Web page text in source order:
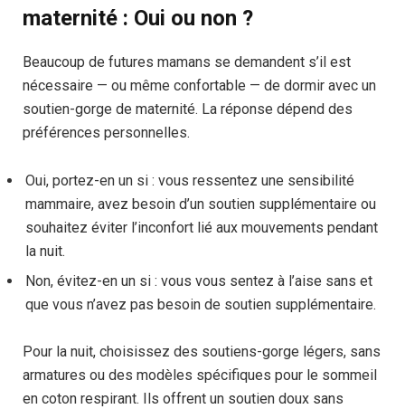
maternité : Oui ou non ?
Beaucoup de futures mamans se demandent s’il est
nécessaire — ou même confortable — de dormir avec un
soutien-gorge de maternité. La réponse dépend des
préférences personnelles.
Oui, portez-en un si : vous ressentez une sensibilité
mammaire, avez besoin d’un soutien supplémentaire ou
souhaitez éviter l’inconfort lié aux mouvements pendant
la nuit.
Non, évitez-en un si : vous vous sentez à l’aise sans et
que vous n’avez pas besoin de soutien supplémentaire.
Pour la nuit, choisissez des soutiens-gorge légers, sans
armatures ou des modèles spécifiques pour le sommeil
en coton respirant. Ils offrent un soutien doux sans